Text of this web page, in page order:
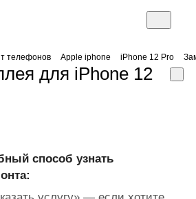
телефонов Apple iphone iPhone 12 Pro
для iPhone 12
способ узнать